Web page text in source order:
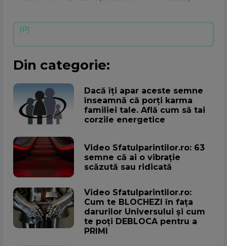
Din categorie:
Dacă îți apar aceste semne
înseamnă că porți karma
familiei tale. Află cum să tai
corzile energetice
Video Sfatulparintilor.ro: 63
semne că ai o vibrație
scăzută sau ridicată
Video Sfatulparintilor.ro:
Cum te BLOCHEZI în fața
darurilor Universului și cum
te poți DEBLOCA pentru a
PRIMI